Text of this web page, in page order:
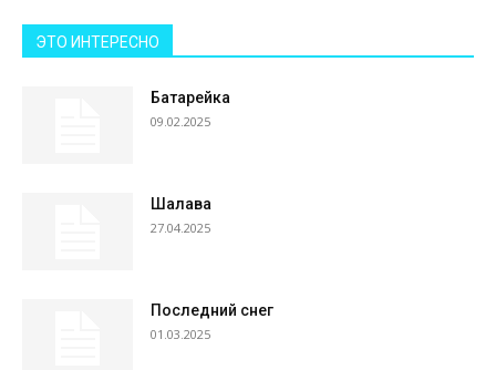
ЭТО ИНТЕРЕСНО
Батарейка
09.02.2025
Шалава
27.04.2025
Последний снег
01.03.2025